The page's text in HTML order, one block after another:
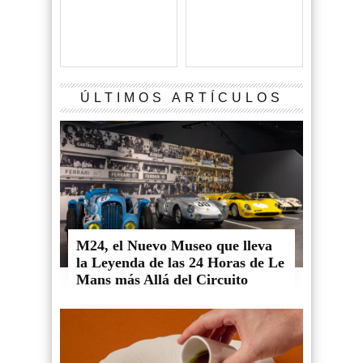
ÚLTIMOS ARTÍCULOS
M24, el Nuevo Museo que lleva
la Leyenda de las 24 Horas de Le
Mans más Allá del Circuito